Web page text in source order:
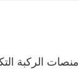
منصات الركبة